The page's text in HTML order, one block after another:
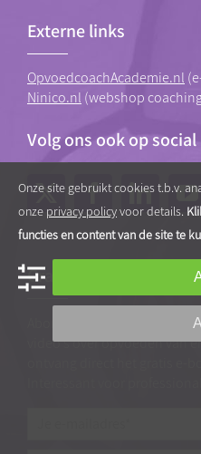
Externe links
OpvoedcoachAcademie.nl
Ninico.nl (webshop
Volg ons ook op
Gratis tips, artikelen en
Abonneer je op onze
video’s over opvoeden van
Onze site gebruikt cookies t.b.v.
onze privacy policyvoor details.
functies en content van de site te